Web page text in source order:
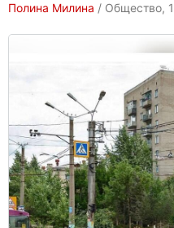
Полина Милина / Общество,